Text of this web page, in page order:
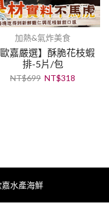
加熱&氣炸美食
歐嘉嚴選】酥脆花枝蝦
排-5片/包
NT$699 NT$318
水產海鮮